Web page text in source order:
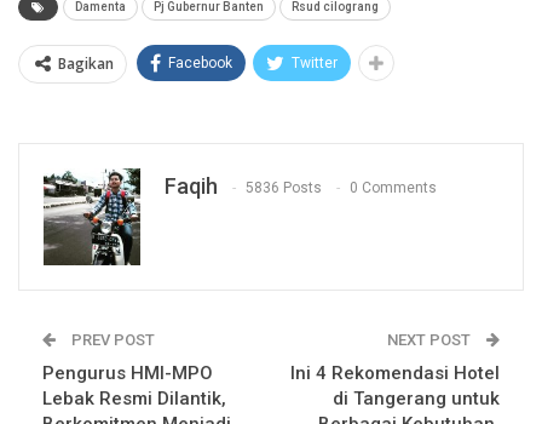
Damenta Pj Gubernur Banten Rsud cilograng
Bagikan Facebook Twitter
Faqih 5836 Posts 0 Comments
PREV POST
Pengurus HMI-MPO
Lebak Resmi Dilantik,
NEXT POST
Ini 4 Rekomendasi Hotel
di Tangerang untuk